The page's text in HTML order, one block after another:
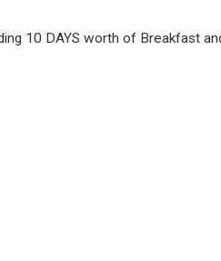
10 DAYS worth of Breakfast